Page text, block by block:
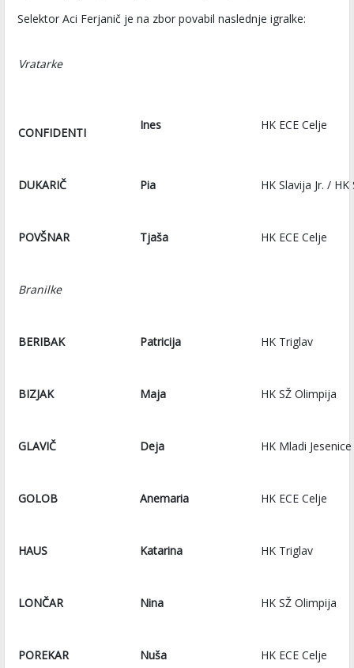
Selektor Aci Ferjanič je na zbor povabil naslednje igralke:
Vratarke
CONFIDENTI
Ines HK ECE Celje
DUKARIČ Pia HK Slavija Jr. /
POVŠNAR Tjaša HK ECE Celje
Branilke
BERIBAK Patricija HK Triglav
BIZJAK Maja HK SŽ Olimpija
GLAVIČ Deja HK Mladi
GOLOB Anemaria HK ECE Celje
HAUS Katarina HK Triglav
LONČAR Nina HK SŽ Olimpija
POREKAR Nuša HK ECE Celje